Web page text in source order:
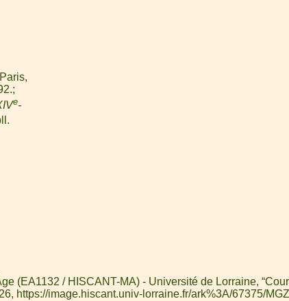
e-
(EA1132 / HISCANT-MA) - Université de Lorraine,
https://image.hiscant.univ-lorraine.fr/ark%3A/67375/